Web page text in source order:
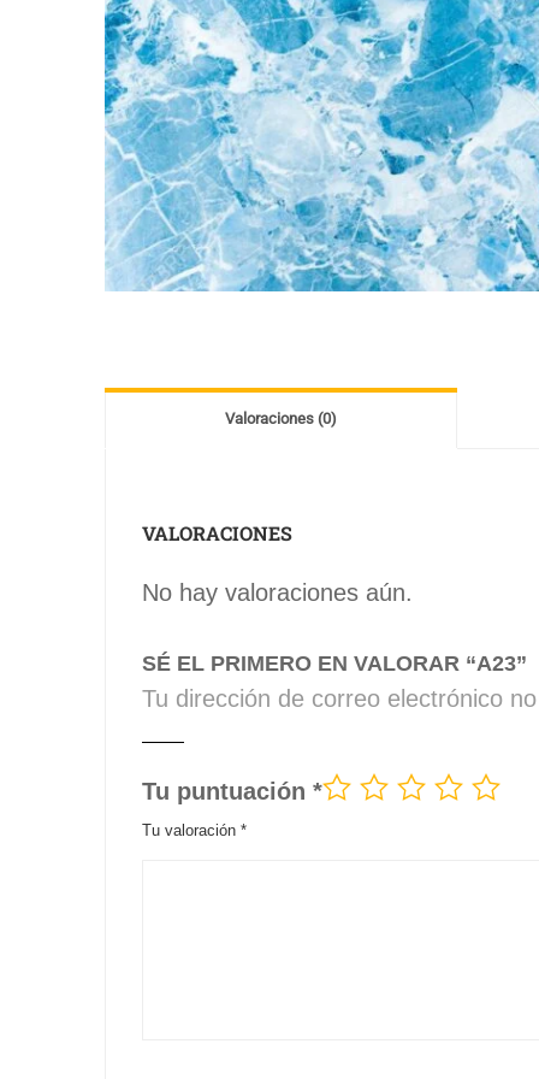
Valoraciones (0)
VALORACIONES
No hay valoraciones aún.
SÉ EL PRIMERO EN VALORAR “A23”
Tu dirección de correo electrónico
Tu puntuación *
Tu valoración *